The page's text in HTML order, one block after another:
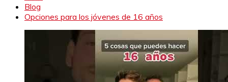
Blog
Opciones para los jóvenes de 16 años